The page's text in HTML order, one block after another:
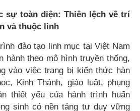
sự toàn diện: Thiên lệch về trí
và thuộc linh
đào tạo linh mục tại Việt Nam
hành theo mô hình truyền thống,
vào việc trang bị kiến thức hàn
Kinh Thánh, giáo luật, phụng
thiết yếu của hành trình huấn
sinh có nền tảng tư duy vững